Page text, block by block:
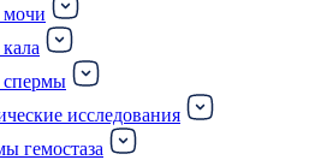
мочи
спермы
исследования
гемостаза